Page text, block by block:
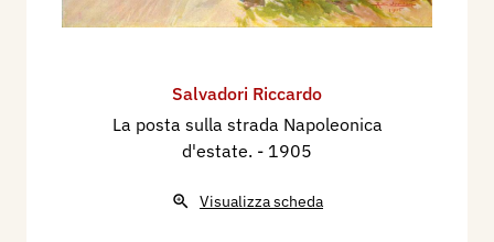
Salvadori Riccardo
La posta sulla strada Napoleonica
d'estate. - 1905
Visualizza scheda